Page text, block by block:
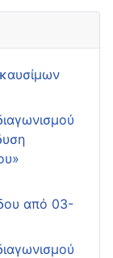
από 03-